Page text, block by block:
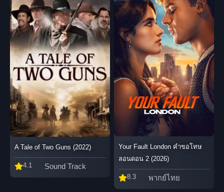
A Tale of Two Guns (2022)
4.1 Sound Track
Your Fault London คำขอโทษ
ลอนดอน 2 (2026)
8.3 พากย์ไทย